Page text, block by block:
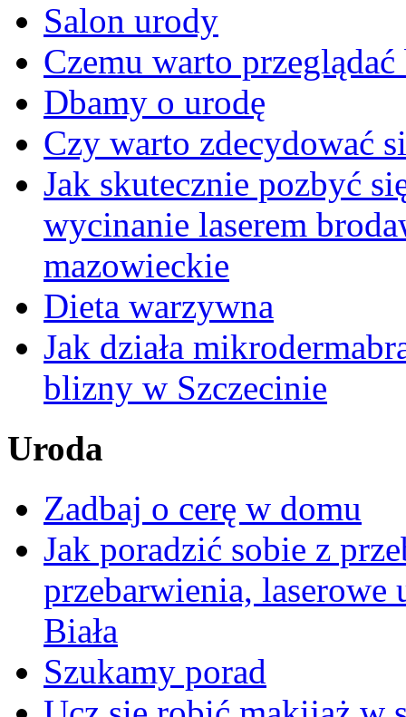
Salon urody
Czemu warto
Dbamy o urodę
Czy warto zdecydować
Jak skutecznie pozbyć
wycinanie laserem
mazowieckie
Dieta warzywna
Jak działa
blizny w Szczecinie
Uroda
Zadbaj o cerę w domu
Jak poradzić sobie z
przebarwienia, laserowe
Biała
Szukamy porad